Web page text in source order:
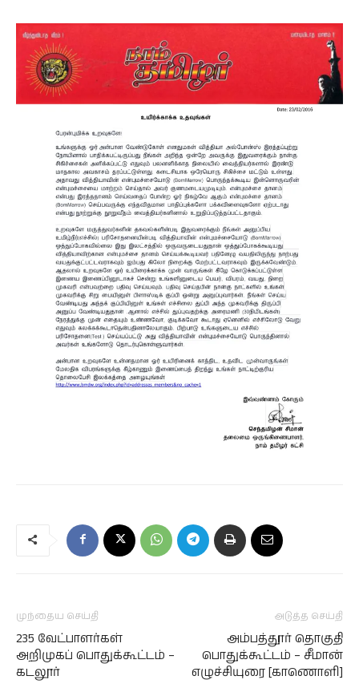
முந்தைய செய்தி
235 வேட்பாளர்கள்
அறிமுகப் பொதுக்கூட்டம் –
கடலூர்
அடுத்த செய்தி
அம்பத்தூர் தொகுதி
பொதுக்கூட்டம் – சீமான்
எழுச்சியுரை [காணொளி]